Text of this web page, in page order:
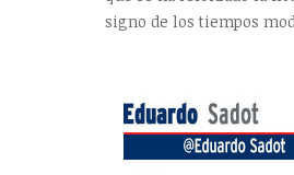
signo de los tiempos